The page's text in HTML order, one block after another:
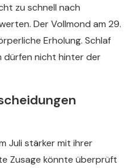
zu schnell nach
Der Vollmond am 29.
Erholung. Schlaf
dürfen nicht hinter der
Juli stärker mit ihrer
Zusage könnte überprüft